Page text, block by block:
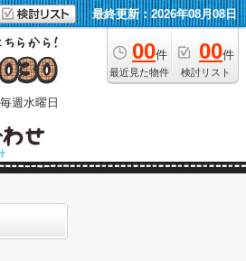
最終更新：2026年08月08日
00件
最近見た物件
00件
検討リスト
週水曜日